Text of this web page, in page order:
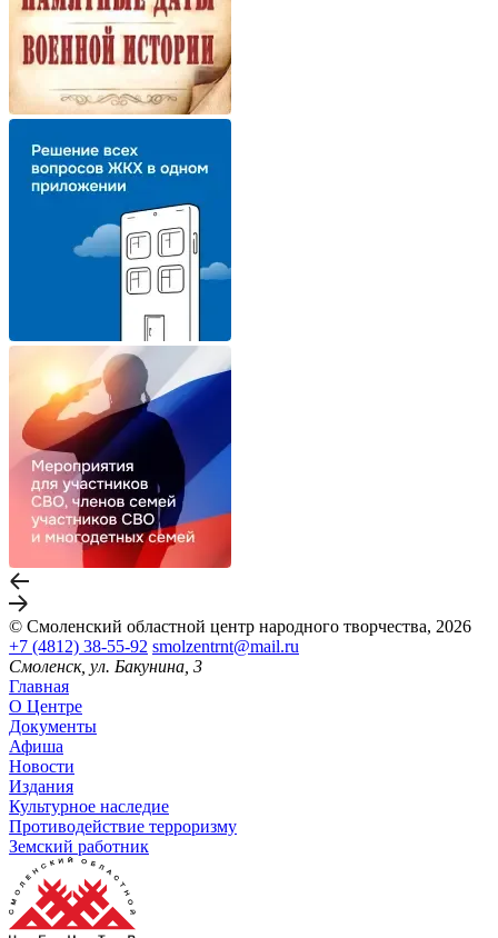
© Смоленский областной центр народного творчества, 2026
+7 (4812) 38-55-92 smolzentrnt@mail.ru
Смоленск, ул. Бакунина, 3
Главная
О Центре
Документы
Афиша
Новости
Издания
Культурное наследие
Противодействие терроризму
Земский работник